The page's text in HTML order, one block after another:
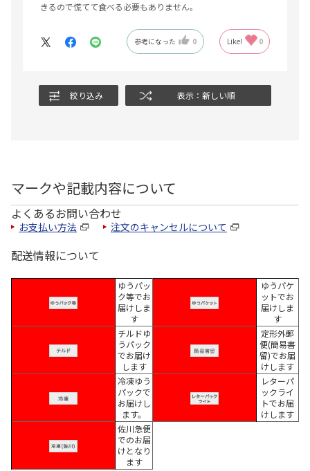
きるので慌てて食べる必要もありません。
参考になった 0 Like! 0
絞り込み 表示：新しい順
マークや記載内容について
よくあるお問い合わせ
お支払い方法 注文のキャンセルについて
配送情報について
ゆうパッ
ク等でお
届けしま
す
ゆうパケ
ットでお
届けしま
す
チルドゆ
うパック
でお届け
します
定形外郵
便(簡易書
留)でお届
けします
冷凍ゆう
パックで
お届けし
ます。
レターパ
ックライ
トでお届
けします
佐川急便
でのお届
けとなり
ます